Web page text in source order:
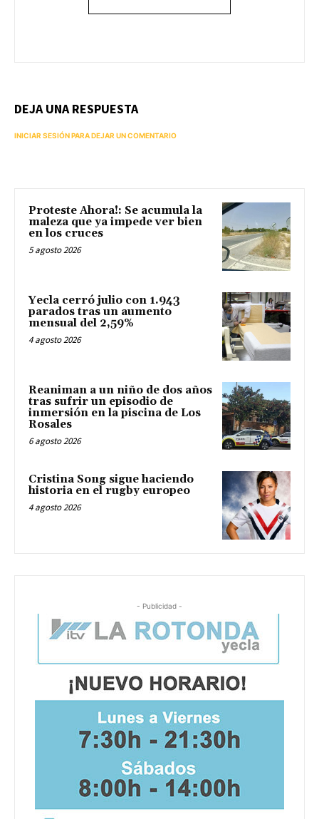
DEJA UNA RESPUESTA
INICIAR SESIÓN PARA DEJAR UN COMENTARIO
Proteste Ahora!: Se acumula la
maleza que ya impede ver bien
en los cruces
5 agosto 2026
Yecla cerró julio con 1.943
parados tras un aumento
mensual del 2,59%
4 agosto 2026
Reaniman a un niño de dos años
tras sufrir un episodio de
inmersión en la piscina de Los
Rosales
6 agosto 2026
Cristina Song sigue haciendo
historia en el rugby europeo
4 agosto 2026
- Publicidad -